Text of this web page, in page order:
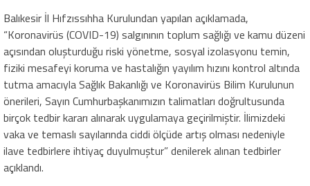
Balıkesir İl Hıfzıssıhha Kurulundan yapılan açıklamada,
“Koronavirüs (COVID-19) salgınının toplum sağlığı ve kamu düzeni
açısından oluşturduğu riski yönetme, sosyal izolasyonu temin,
fiziki mesafeyi koruma ve hastalığın yayılım hızını kontrol altında
tutma amacıyla Sağlık Bakanlığı ve Koronavirüs Bilim Kurulunun
önerileri, Sayın Cumhurbaşkanımızın talimatları doğrultusunda
birçok tedbir kararı alınarak uygulamaya geçirilmiştir. İlimizdeki
vaka ve temaslı sayılarında ciddi ölçüde artış olması nedeniyle
ilave tedbirlere ihtiyaç duyulmuştur” denilerek alınan tedbirler
açıklandı.